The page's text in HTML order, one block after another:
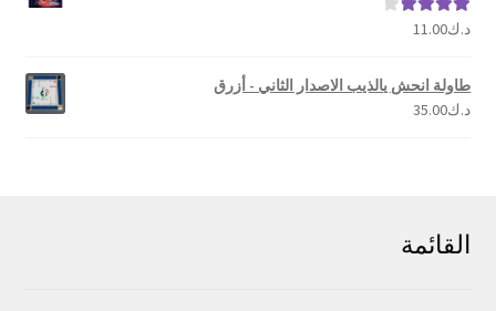
تم التقييم
د.ك11.00
طاولة انحش يالذيب الاصدار الثاني - أزرق
د.ك35.00
القائمة